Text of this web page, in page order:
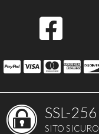
SSL-256
SITO SICURO